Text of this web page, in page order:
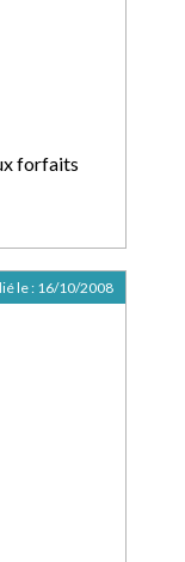
forfaits
le : 16/10/2008